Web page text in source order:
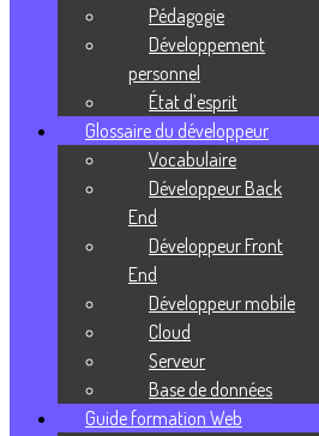
Pédagogie
Développement
personnel
État d’esprit
Glossaire du développeur
Vocabulaire
Développeur Back
End
Développeur Front
End
Développeur mobile
Cloud
Serveur
Base de données
Guide formation Web